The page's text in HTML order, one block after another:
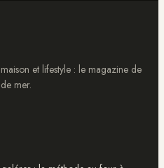
et lifestyle : le magazine de
mer.